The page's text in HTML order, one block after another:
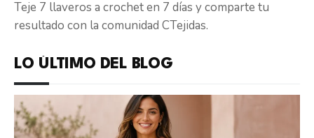
Teje 7 llaveros a crochet en 7 días y comparte tu
resultado con la comunidad CTejidas.
LO ÚLTIMO DEL BLOG